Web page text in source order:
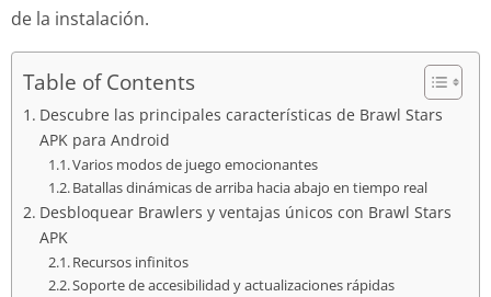
de la instalación.
Table of Contents
Descubre las principales características de Brawl Stars
APK para Android
Varios modos de juego emocionantes
Batallas dinámicas de arriba hacia abajo en tiempo real
Desbloquear Brawlers y ventajas únicos con Brawl Stars
APK
Recursos infinitos
Soporte de accesibilidad y actualizaciones rápidas